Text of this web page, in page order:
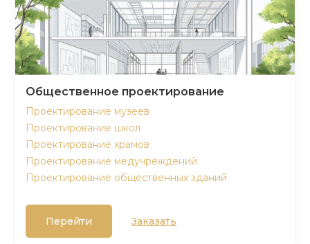
Общественное проектирование
Проектирование музеев
Проектирование школ
Проектирование храмов
Проектирование медучреждений
Проектирование общественных зданий
Перейти Заказать